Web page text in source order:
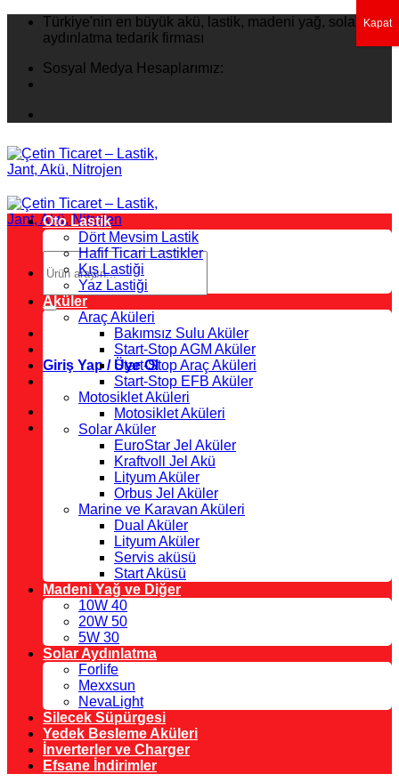
İçeriğeTürkiye'nin en büyük akü, lastik, madeni yağ, solar
aydınlatma tedarik firması
Sosyal Medya Hesaplarımız:
Ara:
Giriş Yap / Üye Ol
Oto Lastik
Dört Mevsim Lastik
Hafif Ticari Lastikler
Kış Lastiği
Yaz Lastiği
Aküler
Araç Aküleri
Bakımsız Sulu Aküler
Start-Stop AGM Aküler
Start-Stop Araç Aküleri
Start-Stop EFB Aküler
Motosiklet Aküleri
Motosiklet Aküleri
Solar Aküler
EuroStar Jel Aküler
Kraftvoll Jel Akü
Lityum Aküler
Orbus Jel Aküler
Marine ve Karavan Aküleri
Dual Aküler
Lityum Aküler
Servis aküsü
Start Aküsü
Madeni Yağ ve Diğer
10W 40
20W 50
5W 30
Solar Aydınlatma
Forlife
Mexxsun
NevaLight
Silecek Süpürgesi
Yedek Besleme Aküleri
İnverterler ve Charger
Efsane İndirimler
Kapat